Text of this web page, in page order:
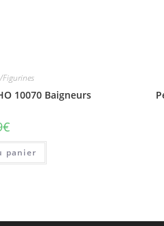
Figurines
10070 Baigneurs
€
panier